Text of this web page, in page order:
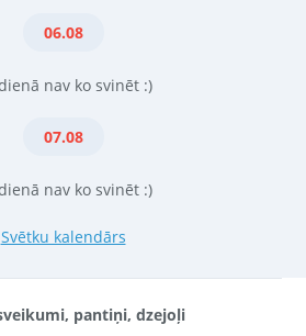
06.08
nav ko svinēt :)
07.08
nav ko svinēt :)
Svētku kalendārs
pantiņi, dzejoļi